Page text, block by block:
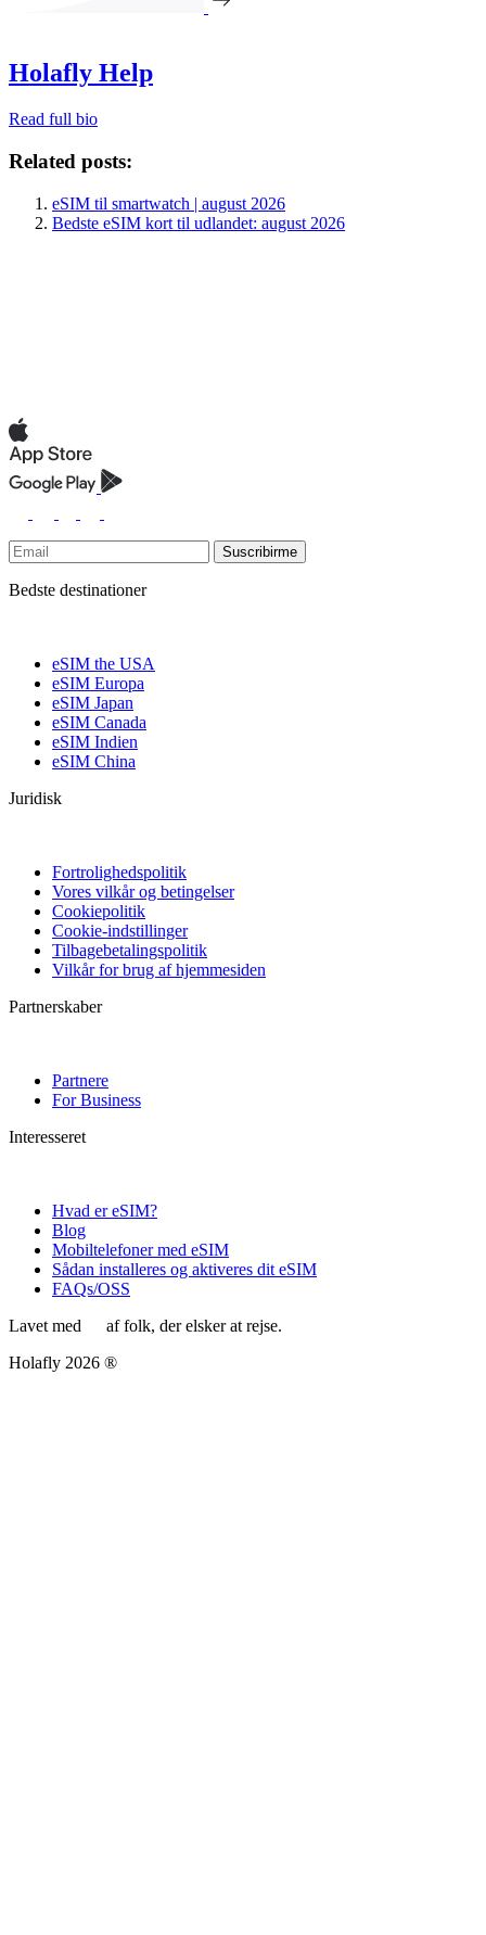
Holafly Help
Read full bio
Related posts:
eSIM til smartwatch | august 2026
Bedste eSIM kort til udlandet: august 2026
Suscribirme
Bedste destinationer
eSIM the USA
eSIM Europa
eSIM Japan
eSIM Canada
eSIM Indien
eSIM China
Juridisk
Fortrolighedspolitik
Vores vilkår og betingelser
Cookiepolitik
Cookie-indstillinger
Tilbagebetalingspolitik
Vilkår for brug af hjemmesiden
Partnerskaber
Partnere
For Business
Interesseret
Hvad er eSIM?
Blog
Mobiltelefoner med eSIM
Sådan installeres og aktiveres dit eSIM
FAQs/OSS
Lavet med
af folk, der elsker at rejse.
Holafly 2026 ®